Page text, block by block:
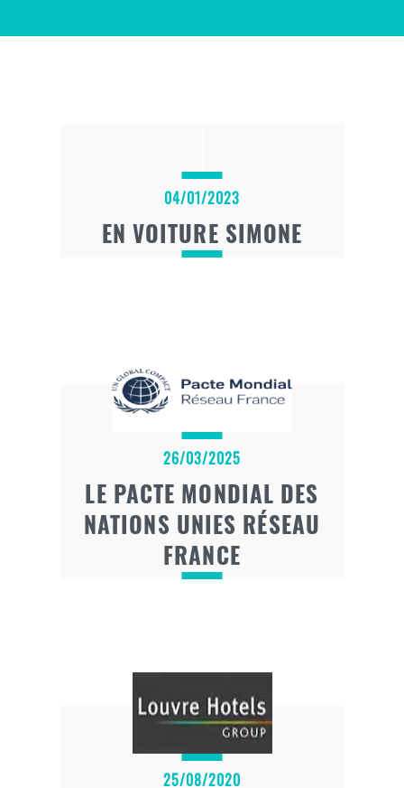
04/01/2023
EN VOITURE SIMONE
26/03/2025
LE PACTE MONDIAL DES
NATIONS UNIES RÉSEAU
FRANCE
25/08/2020